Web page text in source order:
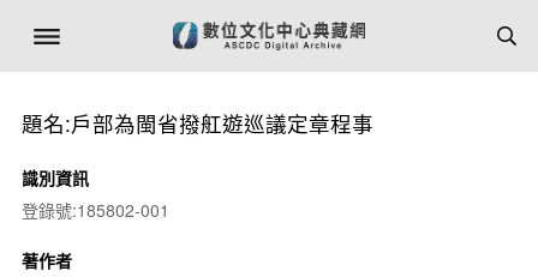
題名:戶部為閩省撥舡遊巡議定章程事
識別資訊
登錄號:185802-001
著作者